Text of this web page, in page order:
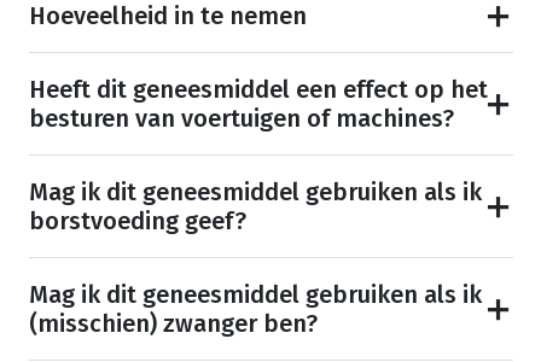
Hoeveelheid in te nemen
Heeft dit geneesmiddel een effect op het
besturen van voertuigen of machines?
Mag ik dit geneesmiddel gebruiken als ik
borstvoeding geef?
Mag ik dit geneesmiddel gebruiken als ik
(misschien) zwanger ben?